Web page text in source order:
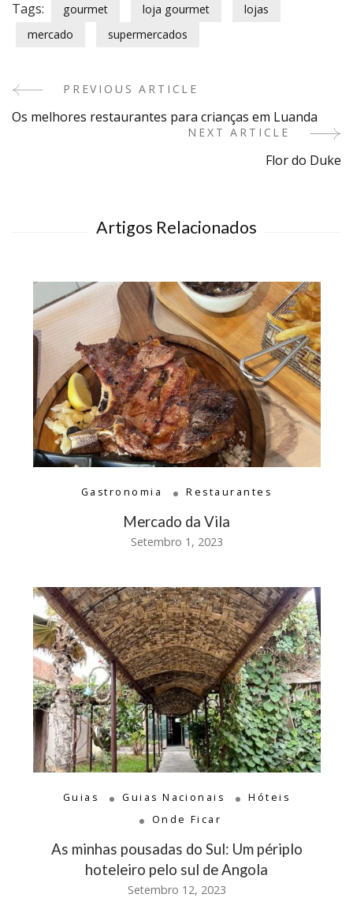
Tags: gourmet loja gourmet
lojas
mercado
supermercados
PostPREVIOUS ARTICLE
Os melhores restaurantes para crianças em Luanda
NEXT ARTICLE
Flor do Duke
Artigos Relacionados
Gastronomia Restaurantes
Mercado da Vila
Setembro 1, 2023
Guias Guias Nacionais
Hóteis
Onde Ficar
As minhas pousadas do Sul: Um périplo
hoteleiro pelo sul de Angola
Setembro 12, 2023